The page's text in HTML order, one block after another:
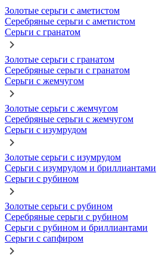
Золотые серьги с аметистом
Серебряные серьги с аметистом
Серьги с гранатом
Золотые серьги с гранатом
Серебряные серьги с гранатом
Серьги с жемчугом
Золотые серьги с жемчугом
Серебряные серьги с жемчугом
Серьги с изумрудом
Золотые серьги с изумрудом
Серьги с изумрудом и бриллиантами
Серьги с рубином
Золотые серьги с рубином
Серебряные серьги с рубином
Серьги с рубином и бриллиантами
Серьги с сапфиром